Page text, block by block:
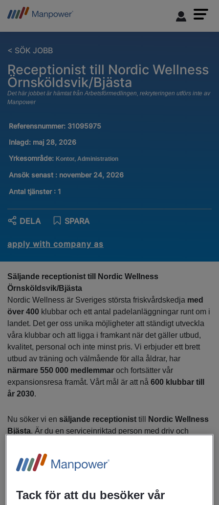
< SÖK JOBB
Receptionist till Nordic Wellness
Örnsköldsvik/Bjästa
Det här jobbet är hämtat från Arbetsförmedlingen, rekryteringen utförs inte av
Manpower
Referensnummer: 31095975
Inlagd: maj 28, 2026
Yrkesområde: Kontor, Administration
Ansök senast : november 24, 2026
Antal tjänster : 1
apply with company as
SPARA
DELA
Säljande receptionist till Nordic Wellness
Örnsköldsvik/Bjästa
Nordic Wellness är Sveriges största friskvårdskedja med
över 400 klubbar och ett antal padelanläggningar runt om i
landet. Det ger oss unika möjligheter att ständigt utveckla
våra klubbar och att ligga i framkant när det gäller utbud,
kvalitet, personal och inte minst pris. Vi erbjuder ett brett
utbud av träning och välmående för alla åldrar, har
närmare 550 000 medlemmar och fortsätter vår
expansionsresa framåt. Vårt mål är att nå 600 klubbar till
år 2030.
Nu söker vi en säljande receptionist till
Nordic Wellness
Bjästa. Är du en serviceinriktad person med driv och
träningsmiljö där våra medlemmar känner sig välkomna
och motiverade? Då kan detta vara jobbet för dig!
Vi söker dig som vill arbeta:
Tack för att du besöker vår